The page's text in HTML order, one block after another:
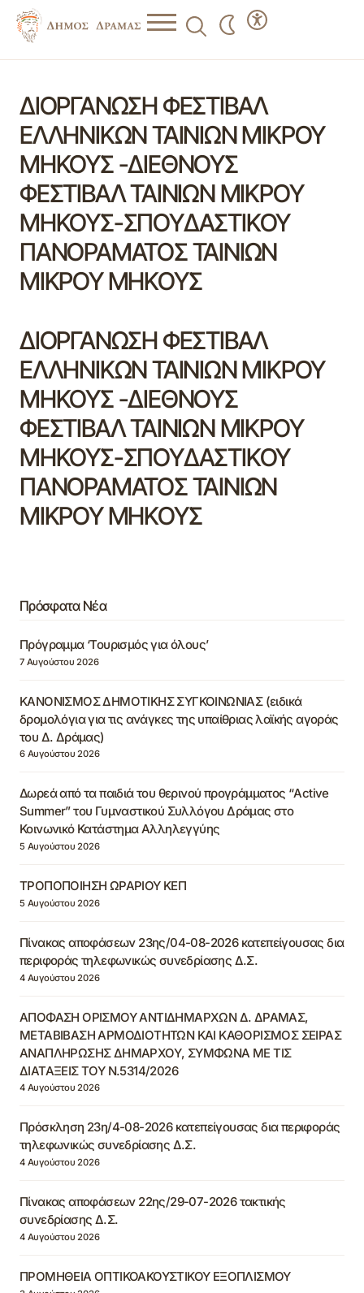
ΔΙΟΡΓΑΝΩΣΗ ΦΕΣΤΙΒΑΛ
ΕΛΛΗΝΙΚΩΝ ΤΑΙΝΙΩΝ ΜΙΚΡΟΥ
ΜΗΚΟΥΣ -ΔΙΕΘΝΟΥΣ
ΦΕΣΤΙΒΑΛ ΤΑΙΝΙΩΝ ΜΙΚΡΟΥ
ΜΗΚΟΥΣ-ΣΠΟΥΔΑΣΤΙΚΟΥ
ΠΑΝΟΡΑΜΑΤΟΣ ΤΑΙΝΙΩΝ
ΜΙΚΡΟΥ ΜΗΚΟΥΣ
ΔΙΟΡΓΑΝΩΣΗ ΦΕΣΤΙΒΑΛ
ΕΛΛΗΝΙΚΩΝ ΤΑΙΝΙΩΝ ΜΙΚΡΟΥ
ΜΗΚΟΥΣ -ΔΙΕΘΝΟΥΣ
ΦΕΣΤΙΒΑΛ ΤΑΙΝΙΩΝ ΜΙΚΡΟΥ
ΜΗΚΟΥΣ-ΣΠΟΥΔΑΣΤΙΚΟΥ
ΠΑΝΟΡΑΜΑΤΟΣ ΤΑΙΝΙΩΝ
ΜΙΚΡΟΥ ΜΗΚΟΥΣ
Πρόσφατα Νέα
Πρόγραμμα ‘Τουρισμός για όλους’
7 Αυγούστου 2026
ΚΑΝΟΝΙΣΜΟΣ ΔΗΜΟΤΙΚΗΣ ΣΥΓΚΟΙΝΩΝΙΑΣ (ειδικά
δρομολόγια για τις ανάγκες της υπαίθριας λαϊκής αγοράς
του Δ. Δράμας)
6 Αυγούστου 2026
Δωρεά από τα παιδιά του θερινού προγράμματος “Active
Summer” του Γυμναστικού Συλλόγου Δράμας στο
Κοινωνικό Κατάστημα Αλληλεγγύης
5 Αυγούστου 2026
ΤΡΟΠΟΠΟΙΗΣΗ ΩΡΑΡΙΟΥ ΚΕΠ
5 Αυγούστου 2026
Πίνακας αποφάσεων 23ης/04-08-2026 κατεπείγουσας δια
περιφοράς τηλεφωνικώς συνεδρίασης Δ.Σ.
4 Αυγούστου 2026
ΑΠΟΦΑΣΗ ΟΡΙΣΜΟΥ ΑΝΤΙΔΗΜΑΡΧΩΝ Δ. ΔΡΑΜΑΣ,
ΜΕΤΑΒΙΒΑΣΗ ΑΡΜΟΔΙΟΤΗΤΩΝ ΚΑΙ ΚΑΘΟΡΙΣΜΟΣ ΣΕΙΡΑΣ
ΑΝΑΠΛΗΡΩΣΗΣ ΔΗΜΑΡΧΟΥ, ΣΥΜΦΩΝΑ ΜΕ ΤΙΣ
ΔΙΑΤΑΞΕΙΣ ΤΟΥ Ν.5314/2026
4 Αυγούστου 2026
Πρόσκληση 23η/4-08-2026 κατεπείγουσας δια περιφοράς
τηλεφωνικώς συνεδρίασης Δ.Σ.
4 Αυγούστου 2026
Πίνακας αποφάσεων 22ης/29-07-2026 τακτικής
συνεδρίασης Δ.Σ.
4 Αυγούστου 2026
ΠΡΟΜΗΘΕΙΑ ΟΠΤΙΚΟΑΚΟΥΣΤΙΚΟΥ ΕΞΟΠΛΙΣΜΟΥ